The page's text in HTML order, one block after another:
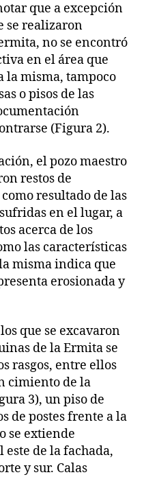
que a excepción
se realizaron
no se encontró
en el área que
la misma, tampoco
o pisos de las
(Figura 2).
el pozo maestro
restos de
resultado de las
en el lugar, a
acerca de los
las características
misma indica que
erosionada y
que se excavaron
de la Ermita se
rasgos, entre ellos
cimiento de la
3), un piso de
de postes frente a la
se extiende
de la fachada,
y sur. Calas